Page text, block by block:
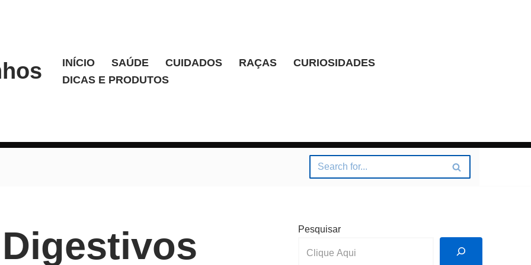
INÍCIO SAÚDE CUIDADOS RAÇAS
CURIOSIDADES
DICAS E PRODUTOS
Pesquisar